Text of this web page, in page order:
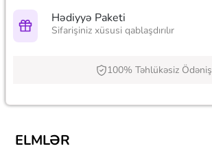
Hədiyyə Paketi
Sifarişiniz xüsusi qablaşdırılır
100% Təhlükəsiz Ödəniş
ELMLƏR